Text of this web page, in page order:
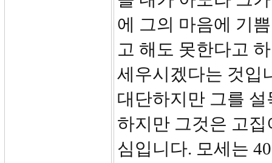
에 그의 마음에 기
고 해도 못한다고
세우시겠다는 것입
대단하지만 그를
하지만 그것은 고
심입니다. 모세는